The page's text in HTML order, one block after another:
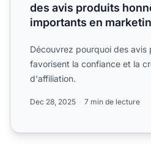
des avis produits
importants en
Découvrez pourquoi des avis
favorisent la confiance et la
d'affiliation.
Dec 28, 2025 7 min de lecture